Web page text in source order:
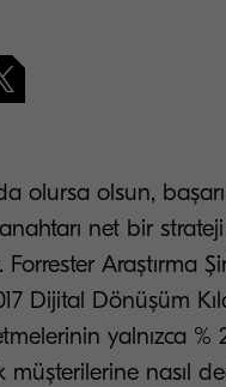
olursa olsun,
net bir
Forrester Araştırma
Dijital Dönüşüm
yalnızca %
müşterilerine nasıl